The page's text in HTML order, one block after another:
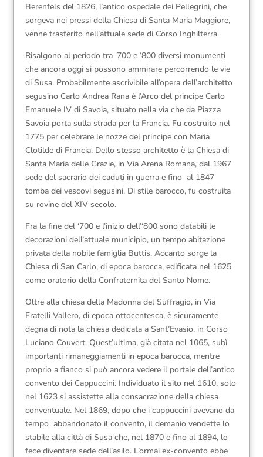
Berenfels del 1826, l’antico ospedale dei Pellegrini, che
sorgeva nei pressi della Chiesa di Santa Maria Maggiore,
venne trasferito nell’attuale sede di Corso Inghilterra.
Risalgono al periodo tra ‘700 e ‘800 diversi monumenti
che ancora oggi si possono ammirare percorrendo le vie
di Susa. Probabilmente ascrivibile all’opera dell’architetto
segusino Carlo Andrea Rana è l’Arco del principe Carlo
Emanuele IV di Savoia, situato nella via che da Piazza
Savoia porta sulla strada per la Francia. Fu costruito nel
1775 per celebrare le nozze del principe con Maria
Clotilde di Francia. Dello stesso architetto è la Chiesa di
Santa Maria delle Grazie, in Via Arena Romana, dal 1967
sede del sacrario dei caduti in guerra e fino al 1847
tomba dei vescovi segusini. Di stile barocco, fu costruita
su rovine del XIV secolo.
Fra la fine del ‘700 e l’inizio dell’‘800 sono databili le
decorazioni dell’attuale municipio, un tempo abitazione
privata della nobile famiglia Buttis. Accanto sorge la
Chiesa di San Carlo, di epoca barocca, edificata nel 1625
come oratorio della Confraternita del Santo Nome.
Oltre alla chiesa della Madonna del Suffragio, in Via
Fratelli Vallero, di epoca ottocentesca, è sicuramente
degna di nota la chiesa dedicata a Sant’Evasio, in Corso
Luciano Couvert. Quest’ultima, già citata nel 1065, subì
importanti rimaneggiamenti in epoca barocca, mentre
proprio a fianco si può ancora vedere il portale dell’antico
convento dei Cappuccini. Individuato il sito nel 1610, solo
nel 1623 si assistette alla consacrazione della chiesa
conventuale. Nel 1869, dopo che i cappuccini avevano da
tempo abbandonato il convento, il demanio vendette lo
stabile alla città di Susa che, nel 1870 e fino al 1894, lo
fece diventare sede dell’asilo. L’ormai ex-convento ebbe